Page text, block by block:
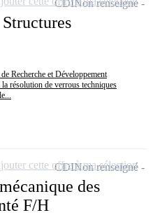
Recherche et Développement
résolution de verrous techniques
CDINon renseigné
des
F/H
CDINon renseigné
cette offre à ma sélection